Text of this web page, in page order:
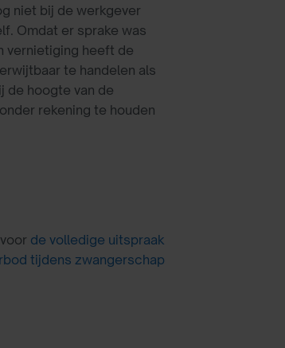
niet bij de werkgever
Omdat er sprake was
vernietiging heeft de
te handelen als
de hoogte van de
rekening te houden
de volledige uitspraak
tijdens zwangerschap